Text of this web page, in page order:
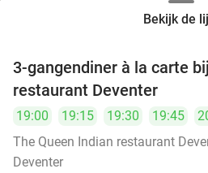
Bekijk de
3-gangendiner à la carte
restaurant Deventer
19:00 19:15 19:30 19:45
The Queen Indian restaurant
Deventer